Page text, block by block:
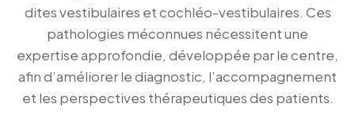
dites vestibulaires et cochléo-vestibulaires. Ces
pathologies méconnues nécessitent une
expertise approfondie, développée par le centre,
afin d’améliorer le diagnostic, l’accompagnement
et les perspectives thérapeutiques des patients.